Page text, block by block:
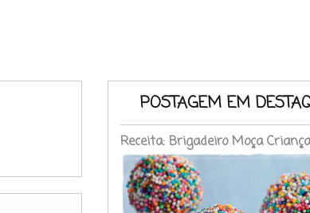
POSTAGEM EM
Receita: Brigadeiro Moça Criança